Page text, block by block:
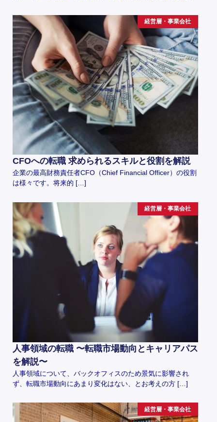
経営層・事業会社
CFOへの転職 求められるスキルと役割を解説
企業の最高財務責任者CFO（Chief Financial Officer）の役割
は様々です。将来的 […]
経営層・事業会社
人事領域の転職 〜転職市場動向とキャリアパス
を解説〜
人事領域について、バックオフィスのため景気に影響され
ず、転職市場動向にあまり変化はない、とお考えの方 […]
経営層・事業会社